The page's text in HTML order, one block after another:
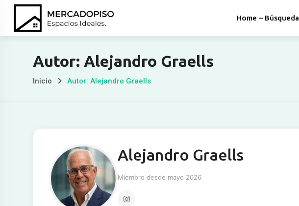
contenido
Home – Búsqueda
Autor: Alejandro Graells
Inicio Autor: Alejandro Graells
Alejandro Graells
Miembro desde mayo 2026